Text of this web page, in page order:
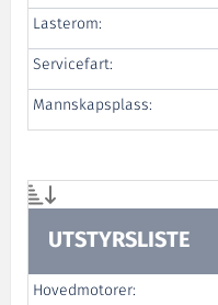
Lasterom:
Servicefart:
Mannskapsplass:
UTSTYRSLISTE
Hovedmotorer: